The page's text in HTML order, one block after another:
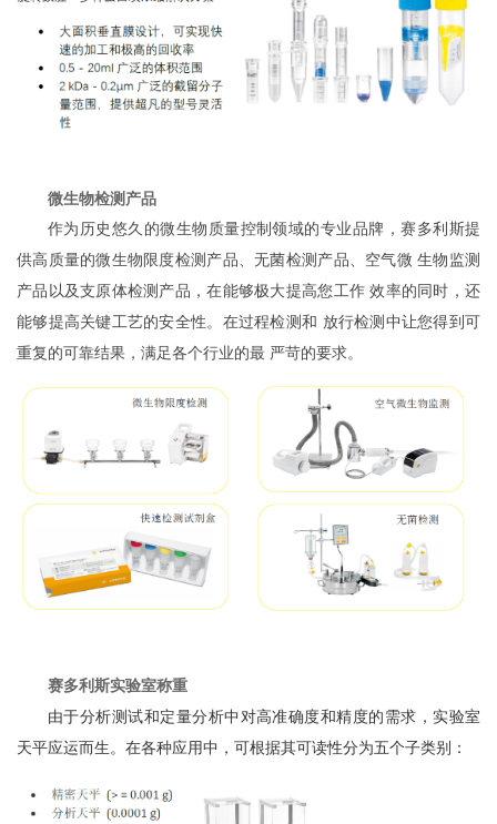
微生物检测产品
作为历史悠久的微生物质量控制领域的专业品牌，赛多利斯提
供高质量的微生物限度检测产品、无菌检测产品、空气微 生物监测
产品以及支原体检测产品，在能够极大提高您工作 效率的同时，还
能够提高关键工艺的安全性。在过程检测和 放行检测中让您得到可
重复的可靠结果，满足各个行业的最 严苛的要求。
赛多利斯实验室称重
由于分析测试和定量分析中对高准确度和精度的需求，实验室
天平应运而生。在各种应用中，可根据其可读性分为五个子类别：